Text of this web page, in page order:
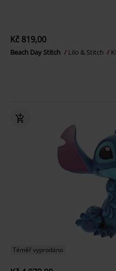
Kč 819,00
Beach Day Stitch Lilo & Stitch
Téměř vyprodáno